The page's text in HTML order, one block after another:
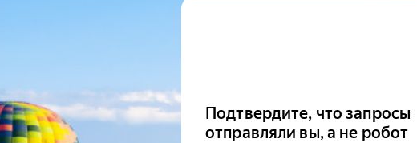
Подтвердите, что запросы
отправляли вы, а не робот